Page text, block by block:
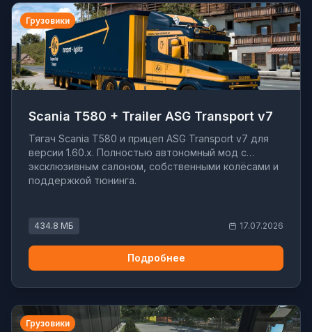
Грузовики
Scania T580 + Trailer ASG Transport v7
Тягач Scania T580 и прицеп ASG Transport v7 для
версии 1.60.x. Полностью автономный мод с
эксклюзивным салоном, собственными колёсами и
поддержкой тюнинга.
434.8 МБ 17.07.2026
Подробнее
Грузовики